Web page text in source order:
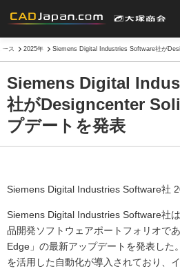
ース 2025年 Siemens Digital Industries Software社が
Siemens Digital
社がDesigncenter
プデートを発表
Siemens Digital Industries Software社
Siemens Digital Industries Software社
品開発ソフトウェアポートフォリオで
Edge」の最新アップデートを発表した
を活用した自動化が導入されており、